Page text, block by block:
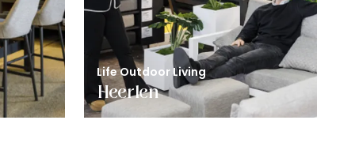
Life Outdoor Living
Heerlen